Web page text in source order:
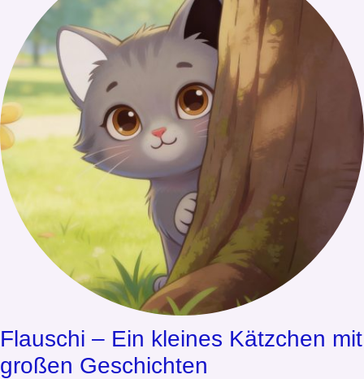
Flauschi – Ein kleines Kätzchen mit
großen Geschichten